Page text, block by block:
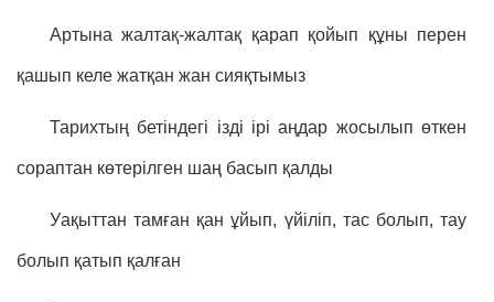
Артына жалтақ-жалтақ қарап қойып құны перен
қашып келе жатқан жан сияқтымыз
Тарихтың бетіндегі ізді ірі аңдар жосылып өткен
сораптан көтерілген шаң басып қалды
Уақыттан тамған қан ұйып, үйіліп, тас болып, тау
болып қатып қалған